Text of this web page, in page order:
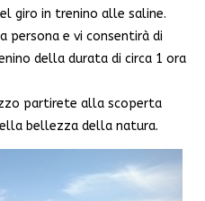
giro in trenino alle saline.
persona e vi consentirà di
della durata di circa 1 ora
partirete alla scoperta
bellezza della natura.